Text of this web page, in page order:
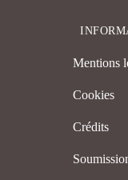
Mentions
Cookies
Crédits